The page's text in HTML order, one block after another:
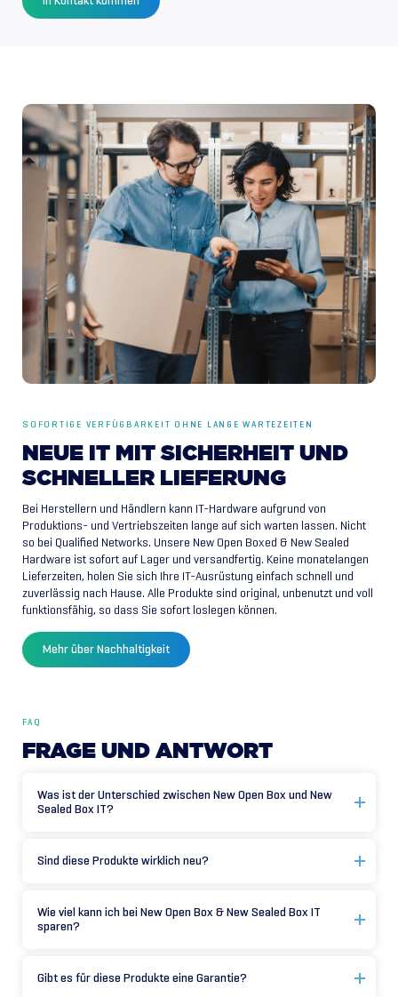
SOFORTIGE VERFÜGBARKEIT OHNE LANGE WARTEZEITEN
NEUE IT MIT SICHERHEIT UND
SCHNELLER LIEFERUNG
Bei Herstellern und Händlern kann IT-Hardware aufgrund von
Produktions- und Vertriebszeiten lange auf sich warten lassen. Nicht
so bei Qualified Networks. Unsere New Open Boxed & New Sealed
Hardware ist sofort auf Lager und versandfertig. Keine monatelangen
Lieferzeiten, holen Sie sich Ihre IT-Ausrüstung einfach schnell und
zuverlässig nach Hause. Alle Produkte sind original, unbenutzt und voll
funktionsfähig, so dass Sie sofort loslegen können.
Mehr über Nachhaltigkeit
FAQ
FRAGE UND ANTWORT
Was ist der Unterschied zwischen New Open Box und New
Sealed Box IT?
Sind diese Produkte wirklich neu?
Wie viel kann ich bei New Open Box & New Sealed Box IT
sparen?
Gibt es für diese Produkte eine Garantie?